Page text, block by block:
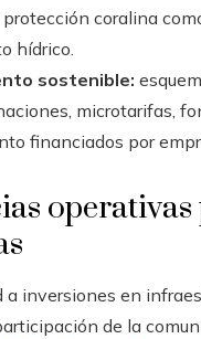
coralina
hídrico.
sostenible:
microtarifas,
financiados por
a inversiones en
de la